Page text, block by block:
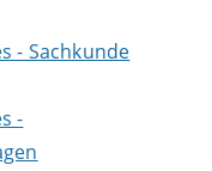
- Sachkunde
-